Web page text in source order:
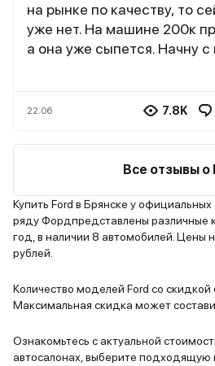
на рынке по качеству, то
уже нет. На машине 200к
а она уже сыпется. Начну с
мб соль на дорогах, но
не у меня одного такая
Далее топливная система
оригинальная стоит 12к.
скоро снова полетят, а где
брать я уже не знаю, с
терпимо было, а теперь
дорого ее обслуживать
22.06 7.8K
Все отзывы о
Купить Ford в Брянске у
ряду Фордпредставлены различные
год, в наличии 8 автомобилей. Цены
рублей.
Количество моделей Ford со скидкой
Максимальная скидка может
Ознакомьтесь с актуальной
автосалонах, выберите подходящую